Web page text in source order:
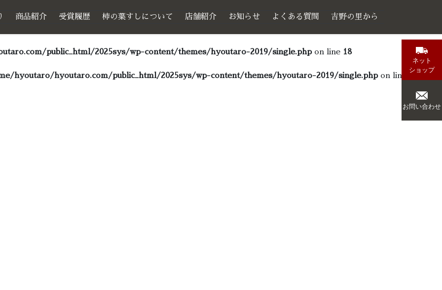
ネット
ショップ
お問い合わせ
商品紹介 受賞履歴 柿の葉すしについて 店舗紹介 お知らせ よくある質問 吉野の里から
public_html/2025sys/wp-content/themes/hyoutaro-2019/single.phpon line 18
hyoutaro/hyoutaro.com/public_html/2025sys/wp-content/themes/hyoutaro-2019/single.phpon line